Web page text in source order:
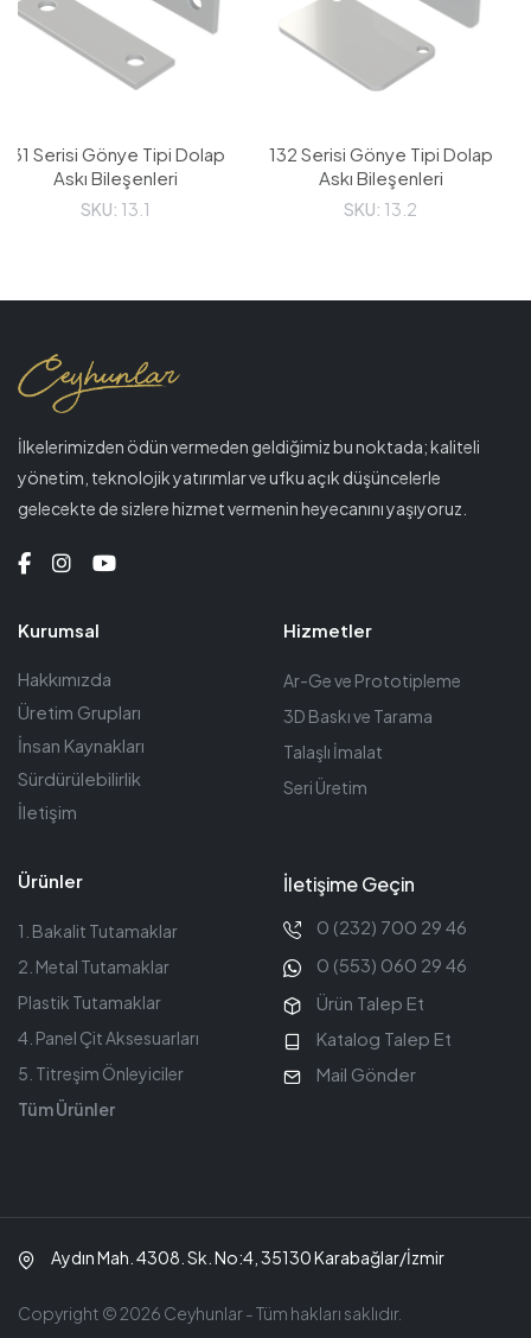
131 Serisi Gönye Tipi Dolap
Askı Bileşenleri
SKU: 13.1
132 Serisi Gönye Tipi Dolap
Askı Bileşenleri
SKU: 13.2
İlkelerimizden ödün vermeden geldiğimiz bu noktada; kaliteli
yönetim, teknolojik yatırımlar ve ufku açık düşüncelerle
gelecekte de sizlere hizmet vermenin heyecanını yaşıyoruz.
Kurumsal
Hakkımızda
Üretim Grupları
İnsan Kaynakları
Sürdürülebilirlik
İletişim
Hizmetler
Ar-Ge ve Prototipleme
3D Baskı ve Tarama
Talaşlı İmalat
Seri Üretim
Ürünler
1. Bakalit Tutamaklar
2. Metal Tutamaklar
Plastik Tutamaklar
4. Panel Çit Aksesuarları
5. Titreşim Önleyiciler
Tüm Ürünler
İletişime Geçin
0 (232) 700 29 46
0 (553) 060 29 46
Ürün Talep Et
Katalog Talep Et
Mail Gönder
Aydın Mah. 4308. Sk. No:4, 35130 Karabağlar/İzmir
Copyright © 2026 Ceyhunlar - Tüm hakları saklıdır.